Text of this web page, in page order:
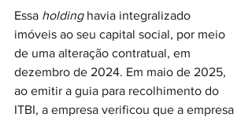
Essa holding havia integralizado
imóveis ao seu capital social, por meio
de uma alteração contratual, em
dezembro de 2024. Em maio de 2025,
ao emitir a guia para recolhimento do
ITBI, a empresa verificou que a empresa